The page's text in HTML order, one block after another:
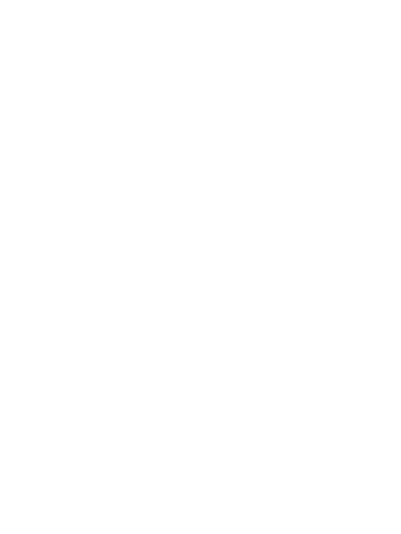
сейфа хорошее,в общем все
в наличии нет. начинают навязывать всякую
возможные варианты которые близки к вашим
цена была как у серийных моделей, партия